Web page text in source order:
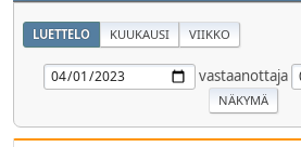
LUETTELO KUUKAUSI VIIKKO
vastaanottaja